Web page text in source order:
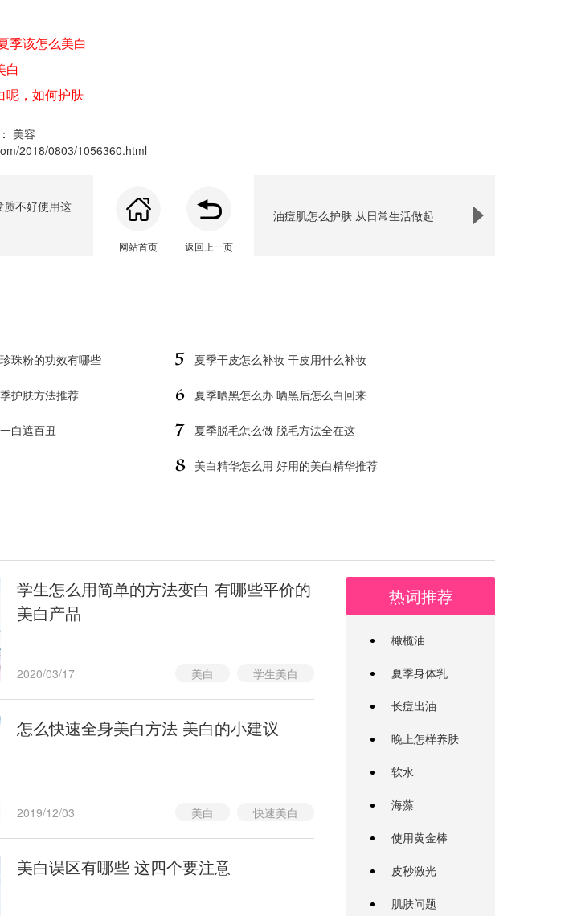
季该怎么美白
白
呢，如何护肤
美容
2018/0803/1056360.html
不好使用这
网站首页 返回上一页
油痘肌怎么护肤 从日常生活做起
珠粉的功效有哪些
护肤方法推荐
白遮百丑
夏季干皮怎么补妆 干皮用什么补妆
夏季晒黑怎么办 晒黑后怎么白回来
夏季脱毛怎么做 脱毛方法全在这
美白精华怎么用 好用的美白精华推荐
学生怎么用简单的方法变白 有哪些平价的
美白产品
2020/03/17 美白
学生美白
怎么快速全身美白方法 美白的小建议
2019/12/03 美白
快速美白
美白误区有哪些 这四个要注意
热词推荐
橄榄油
夏季身体乳
长痘出油
晚上怎样养肤
软水
海藻
使用黄金棒
皮秒激光
肌肤问题